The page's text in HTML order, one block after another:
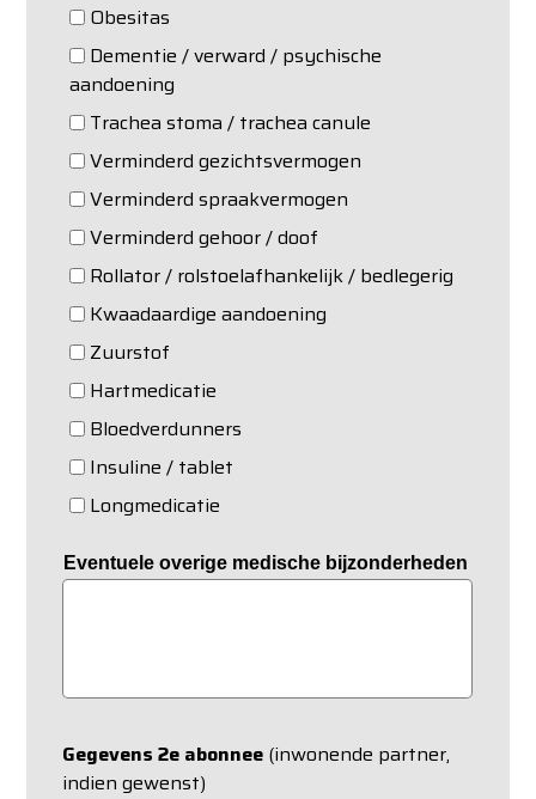
Obesitas
Dementie / verward / psychische
aandoening
Trachea stoma / trachea canule
Verminderd gezichtsvermogen
Verminderd spraakvermogen
Verminderd gehoor / doof
Rollator / rolstoelafhankelijk / bedlegerig
Kwaadaardige aandoening
Zuurstof
Hartmedicatie
Bloedverdunners
Insuline / tablet
Longmedicatie
Eventuele overige medische bijzonderheden
Gegevens 2e abonnee (inwonende partner,
indien gewenst)